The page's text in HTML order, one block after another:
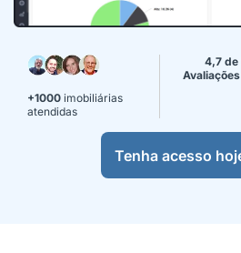
+1000 imobiliárias
atendidas
4,7 de
Avaliações
Tenha acesso